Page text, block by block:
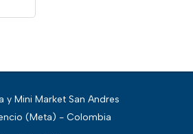
y Mini Market San Andres
(Meta) - Colombia